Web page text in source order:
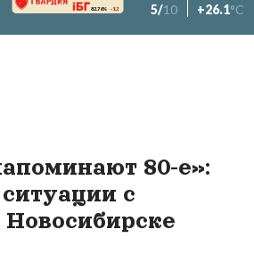
82.76% -1.2 5/10 +26.1°C
80-е»:
с